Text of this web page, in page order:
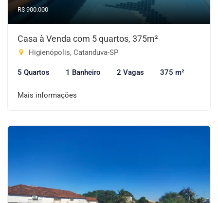
R$ 900.000
Casa à Venda com 5 quartos, 375m²
Higienópolis, Catanduva-SP
5 Quartos 1 Banheiro 2 Vagas 375 m²
Mais informações